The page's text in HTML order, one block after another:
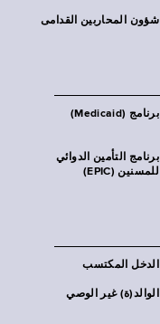
شؤون المحاربين القدامى
برنامج (Medicaid)
برنامج التأمين الدوائي
للمسنين (EPIC)
الدخل المكتسب
الوالد(ة) غير الوصي